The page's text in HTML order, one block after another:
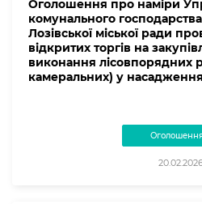
Оголошення про наміри
комунального
Лозівської міської ради
відкритих торгів на
виконання лісовпорядних
камеральних) у